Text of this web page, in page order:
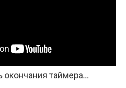
таймера...